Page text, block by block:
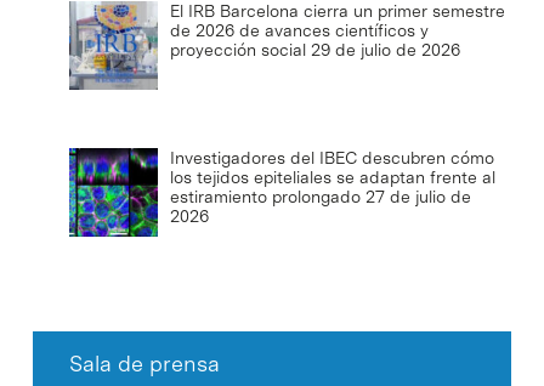
El IRB Barcelona cierra un primer semestre
de 2026 de avances científicos y
proyección social 29 de julio de 2026
Investigadores del IBEC descubren cómo
los tejidos epiteliales se adaptan frente al
estiramiento prolongado 27 de julio de
2026
Sala de prensa